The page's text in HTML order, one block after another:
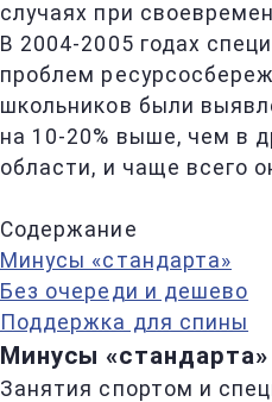
случаях при
В 2004-2005 годах
проблем
школьников были
на 10-20% выше, чем в
области, и чаще всего
Содержание
Минусы «стандарта»
Без очереди и дешево
Поддержка для спины
Минусы «стандарта»
Занятия спортом и